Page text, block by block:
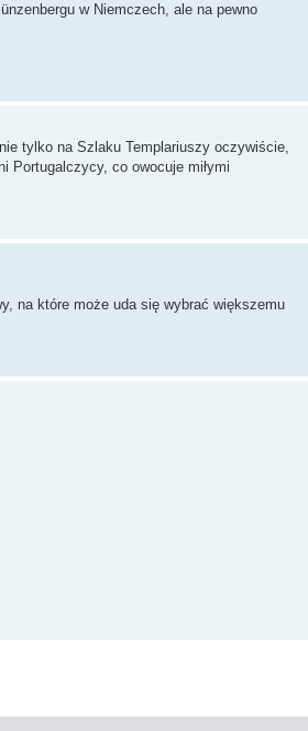
w Niemczech, ale na pewno
tylko na Szlaku Templariuszy oczywiście,
Portugalczycy, co owocuje miłymi
na które może uda się wybrać większemu